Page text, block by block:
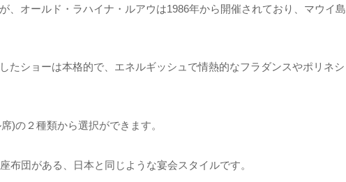
、オールド・ラハイナ・ルアウは1986年から開催されており、マウイ島
たショーは本格的で、エネルギッシュで情熱的なフラダンスやポリネシ
)の２種類から選択ができます。
布団がある、日本と同じような宴会スタイルです。